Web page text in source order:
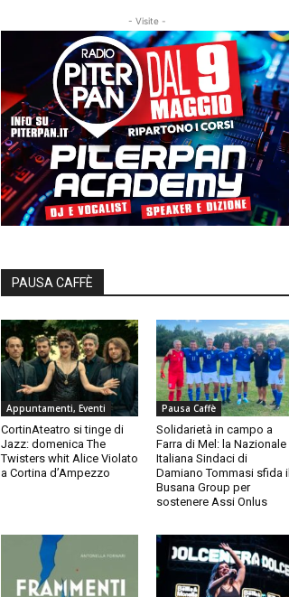
- Visite -
PAUSA CAFFÈ
Appuntamenti, Eventi
CortinAteatro si tinge di
Jazz: domenica The
Twisters whit Alice Violato
a Cortina d’Ampezzo
Pausa Caffè
Solidarietà in campo a
Farra di Mel: la Nazionale
Italiana Sindaci di
Damiano Tommasi sfida il
Busana Group per
sostenere Assi Onlus